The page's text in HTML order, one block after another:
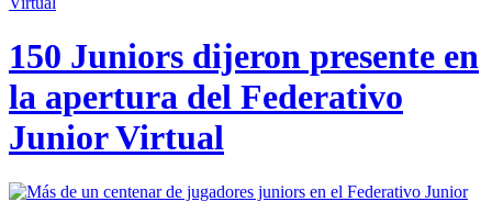
150 Juniors dijeron presente en
la apertura del Federativo
Junior Virtual